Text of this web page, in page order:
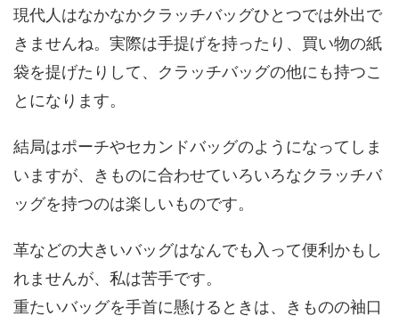
現代人はなかなかクラッチバッグひとつでは外出で
きませんね。実際は手提げを持ったり、買い物の紙
袋を提げたりして、クラッチバッグの他にも持つこ
とになります。
結局はポーチやセカンドバッグのようになってしま
いますが、きものに合わせていろいろなクラッチバ
ッグを持つのは楽しいものです。
革などの大きいバッグはなんでも入って便利かもし
れませんが、私は苦手です。
重たいバッグを手首に懸けるときは、きものの袖口